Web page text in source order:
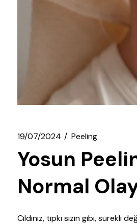
19/07/2024 Peeling
Yosun
Normal
Cildiniz, tıpkı sizin gibi, sürekli